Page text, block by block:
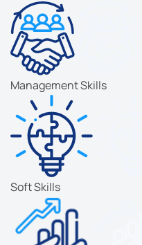
Management Skills
Soft Skills